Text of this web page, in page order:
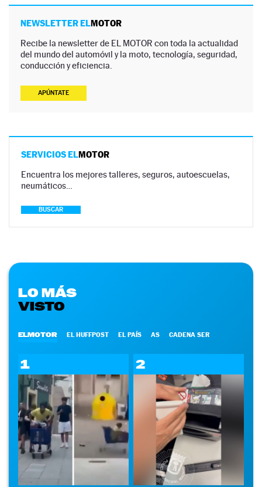
NEWSLETTER ELMOTOR
Recibe la newsletter de EL MOTOR con toda la actualidad
del mundo del automóvil y la moto, tecnología, seguridad,
conducción y eficiencia.
APÚNTATE
SERVICIOS ELMOTOR
Encuentra los mejores talleres, seguros, autoescuelas,
neumáticos…
BUSCAR
LO MÁS
VISTO
ELMOTOR EL HUFFPOST EL PAÍS AS CADENA SER
1 2